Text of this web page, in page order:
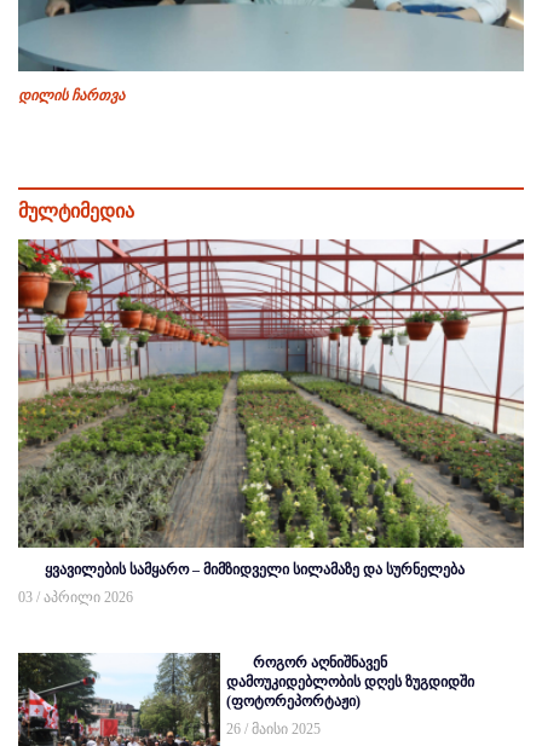
დილის ჩართვა
მულტიმედია
ყვავილების სამყარო – მიმზიდველი სილამაზე და სურნელება
03 / აპრილი 2026
როგორ აღნიშნავენ
დამოუკიდებლობის დღეს ზუგდიდში
(ფოტორეპორტაჟი)
26 / მაისი 2025